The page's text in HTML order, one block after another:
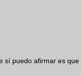
sí puedo afirmar es que